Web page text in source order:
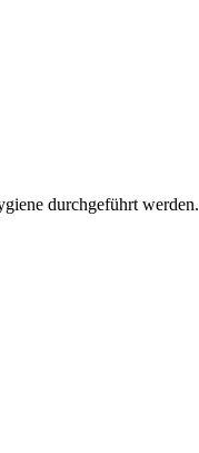
durchgeführt werden.